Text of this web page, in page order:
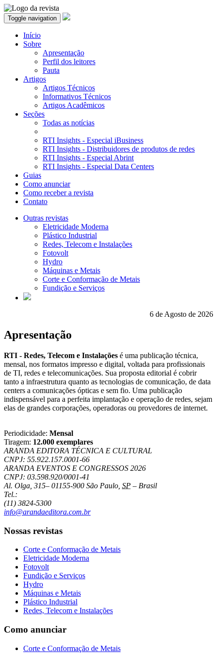
Toggle navigation
Início
Sobre
Apresentação
Perfil dos leitores
Pauta
Artigos
Artigos Técnicos
Informativos Técnicos
Artigos Acadêmicos
Seções
Todas as notícias
RTI Insights - Especial iBusiness
RTI Insights - Distribuidores de produtos de redes
RTI Insights - Especial Abrint
RTI Insights - Especial Data Centers
Guias
Como anunciar
Como receber a revista
Contato
Outras revistas
Eletricidade Moderna
Plástico Industrial
Redes, Telecom e Instalações
Fotovolt
Hydro
Máquinas e Metais
Corte e Conformação de Metais
Fundição e Serviços
6 de Agosto de 2026
Apresentação
RTI - Redes, Telecom e Instalações é uma publicação técnica,
mensal, nos formatos impresso e digital, voltada para profissionais
de TI, redes e telecomunicações. Sua proposta editorial é cobrir
tanto a infraestrutura quanto as tecnologias de comunicação, de data
centers a comunicações ópticas e sem fio. Uma publicação
indispensável para a perfeita implantação e operação de redes, sejam
elas de grandes corporações, operadoras ou provedores de internet.
Periodicidade: Mensal
Tiragem: 12.000 exemplares
ARANDA EDITORA TÉCNICA E CULTURAL
CNPJ: 55.922.157.0001-66
ARANDA EVENTOS E CONGRESSOS 2026
CNPJ: 03.598.920/0001-41
Al. Olga, 315– 01155-900 São Paulo SP – Brasil
Tel.:
(11) 3824-5300
info@arandaeditora.com.br
Nossas revistas
Corte e Conformação de Metais
Eletricidade Moderna
Fotovolt
Fundição e Serviços
Hydro
Máquinas e Metais
Plástico Industrial
Redes, Telecom e Instalações
Como anunciar
Corte e Conformação de Metais